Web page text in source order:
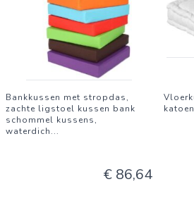
Bankkussen met stropdas,
zachte ligstoel kussen bank
schommel kussens,
waterdich...
€ 86,64